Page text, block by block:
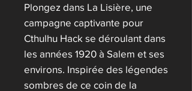
Plongez dans La Lisière, une
campagne captivante pour
Cthulhu Hack se déroulant dans
les années 1920 à Salem et ses
environs. Inspirée des légendes
sombres de ce coin de la